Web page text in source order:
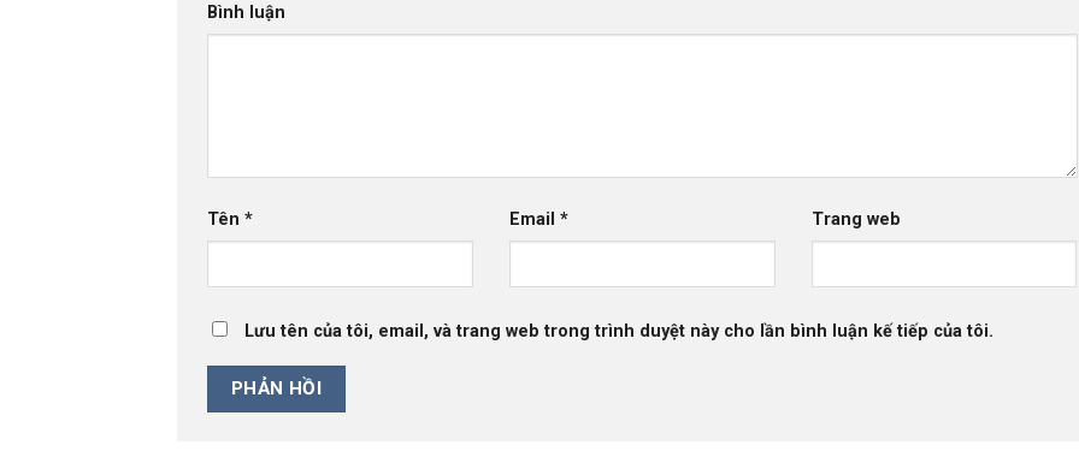
Bình luận
Tên * Email * Trang web
Lưu tên của tôi, email, và trang web trong trình duyệt này cho lần bình luận kế tiếp của tôi.